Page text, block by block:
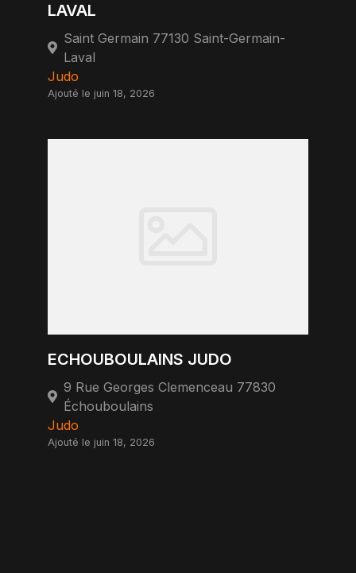
LAVAL
Saint Germain 77130 Saint-Germain-
Laval
Judo
Ajouté le juin 18, 2026
ECHOUBOULAINS JUDO
9 Rue Georges Clemenceau 77830
Échouboulains
Judo
Ajouté le juin 18, 2026